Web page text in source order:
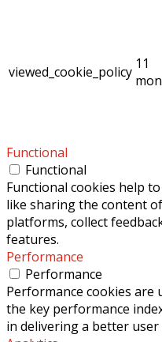
viewed_cookie_policy 11
Functional
Functional
Functional cookies help
like sharing the content
platforms, collect
features.
Performance
Performance
Performance cookies are
the key performance
in delivering a better